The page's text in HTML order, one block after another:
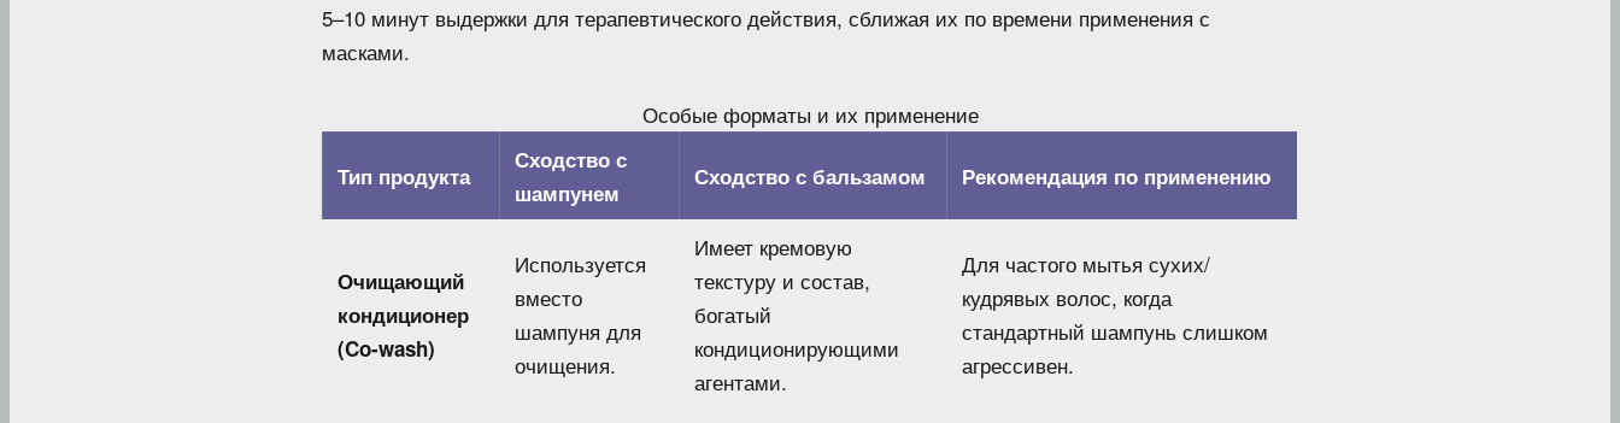
5–10 минут выдержки для терапевтического действия, сближая их по времени применения с
масками.
Особые форматы и их применение
Тип продукта
Сходство с
шампунем
Сходство с бальзамом Рекомендация по применению
Очищающий
кондиционер
(Co-wash)
Используется
вместо
шампуня для
очищения.
Имеет кремовую
текстуру и состав,
богатый
кондиционирующими
агентами.
Для частого мытья сухих/
кудрявых волос, когда
стандартный шампунь слишком
агрессивен.